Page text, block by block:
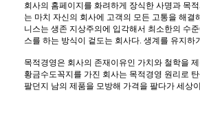
회사의 홈페이지를 화려하게 장식한 사명과 목
는 마치 자신의 회사에 고객의 모든 고통을 해
니스는 생존 지상주의에 입각해서 최소한의 수
스를 하는 방식이 겉도는 회사다. 생계를 유지
목적경영은 회사의 존재이유인 가치와 철학을
황금수도꼭지를 가진 회사는 목적경영 원리로
팔던지 남의 제품을 모방해 가격을 팔다가 세상